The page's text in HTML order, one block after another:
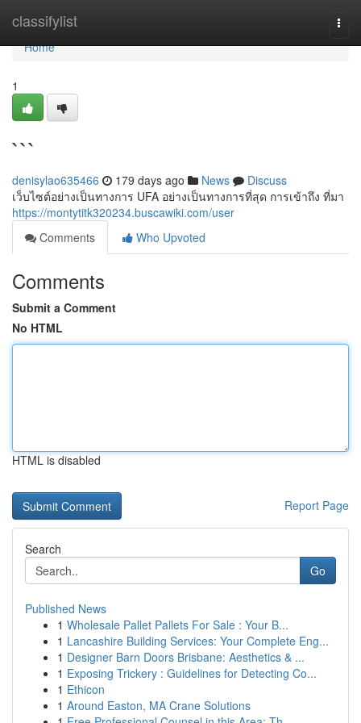
classifylist
Home
Home
1
```
denisylao635466 179 days ago News
Discuss
เว็บไซต์อย่างเป็นทางการ UFA อย่างเป็นทางการที่สุด การเข้าถึง ที่มา
https://montytitk320234.buscawiki.com/user
Comments
Who Upvoted
Comments
Submit a Comment
No HTML
HTML is disabled
Report Page
Search
Go
Published News
1 Wholesale Pallet Pallets For Sale : Your B...
1 Lancashire Building Services: Your Complete Eng...
1 Designer Barn Doors Brisbane: Aesthetics & ...
1 Exposing Trickery : Guidelines for Detecting Co...
1 Ethicon
1 Around Easton, MA Crane Solutions